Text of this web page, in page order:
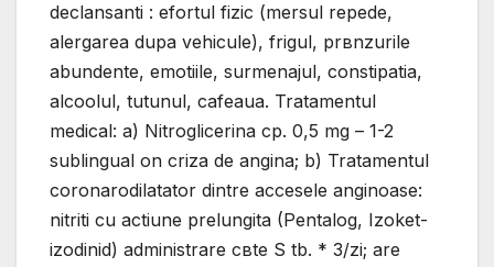
declansanti : efortul fizic (mersul repede,
alergarea dupa vehicule), frigul, prвnzurile
abundente, emotiile, surmenajul, constipatia,
alcoolul, tutunul, cafeaua. Tratamentul
medical: a) Nitroglicerina cp. 0,5 mg – 1-2
sublingual оn criza de angina; b) Tratamentul
coronarodilatator dintre accesele anginoase:
nitriti cu actiune prelungita (Pentalog, Izoket-
izodinid) administrare cвte Ѕ tb. * 3/zi; are